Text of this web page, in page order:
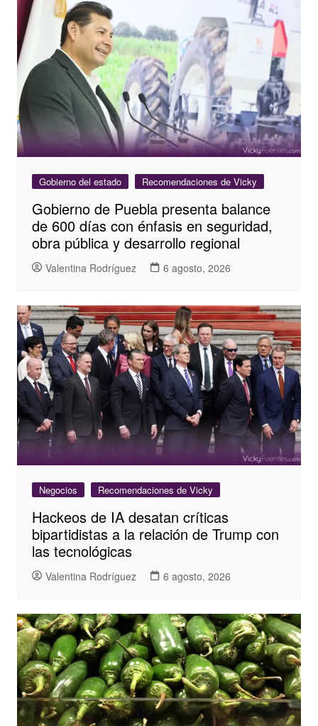
Gobierno del estado Recomendaciones de Vicky
Gobierno de Puebla presenta balance
de 600 días con énfasis en seguridad,
obra pública y desarrollo regional
Valentina Rodríguez 6 agosto, 2026
Negocios Recomendaciones de Vicky
Hackeos de IA desatan críticas
bipartidistas a la relación de Trump con
las tecnológicas
Valentina Rodríguez 6 agosto, 2026